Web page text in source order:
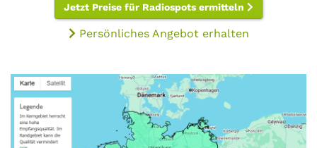
Jetzt Preise für Radiospots ermitteln
Persönliches Angebot erhalten